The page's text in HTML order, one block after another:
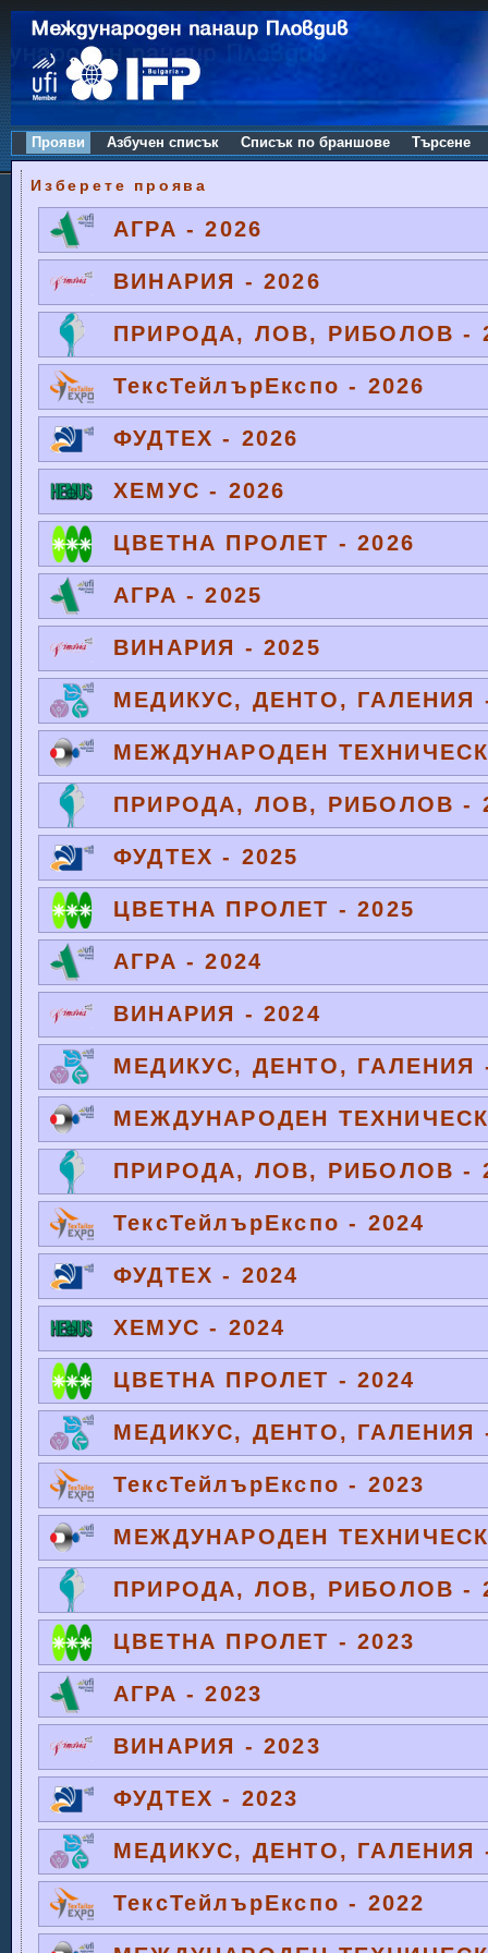
Прояви Азбучен списък Списък по браншове Търсене
Изберете проява
АГРА - 2026
ВИНАРИЯ - 2026
ПРИРОДА, ЛОВ, РИБОЛОВ -
ТексТейлърЕкспо - 2026
ФУДТЕХ - 2026
ХЕМУС - 2026
ЦВЕТНА ПРОЛЕТ - 2026
АГРА - 2025
ВИНАРИЯ - 2025
МЕДИКУС, ДЕНТО, ГАЛЕНИЯ
МЕЖДУНАРОДЕН
ПРИРОДА, ЛОВ, РИБОЛОВ -
ФУДТЕХ - 2025
ЦВЕТНА ПРОЛЕТ - 2025
АГРА - 2024
ВИНАРИЯ - 2024
МЕДИКУС, ДЕНТО, ГАЛЕНИЯ
МЕЖДУНАРОДЕН
ПРИРОДА, ЛОВ, РИБОЛОВ -
ТексТейлърЕкспо - 2024
ФУДТЕХ - 2024
ХЕМУС - 2024
ЦВЕТНА ПРОЛЕТ - 2024
МЕДИКУС, ДЕНТО, ГАЛЕНИЯ
ТексТейлърЕкспо - 2023
МЕЖДУНАРОДЕН
ПРИРОДА, ЛОВ, РИБОЛОВ -
ЦВЕТНА ПРОЛЕТ - 2023
АГРА - 2023
ВИНАРИЯ - 2023
ФУДТЕХ - 2023
МЕДИКУС, ДЕНТО, ГАЛЕНИЯ
ТексТейлърЕкспо - 2022